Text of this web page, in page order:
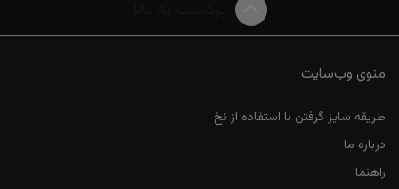
منوی وب‌سایت
طریقه سایز گرفتن با استفاده از نخ
درباره ما
راهنما